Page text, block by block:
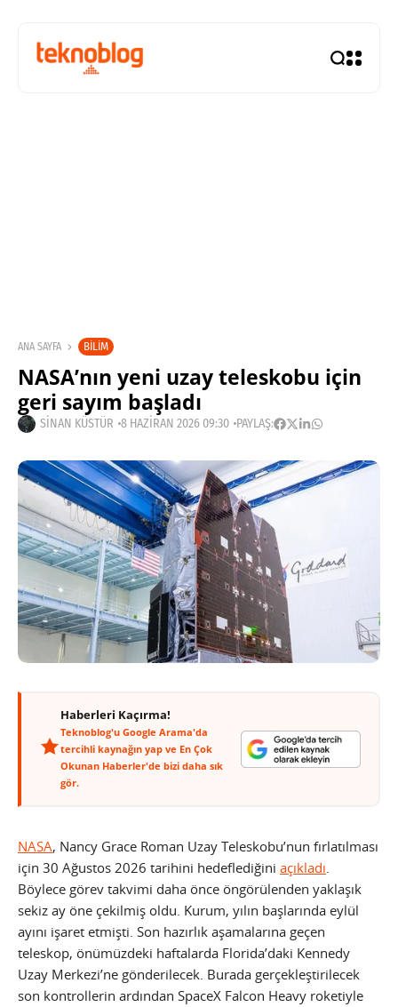
ANA SAYFA BILIM
NASA’nın yeni uzay teleskobu için
geri sayım başladı
SINAN KÜSTÜR 8 HAZIRAN 2026 09:30 PAYLAŞ:
Haberleri Kaçırma!
Teknoblog'u Google Arama'da
tercihli kaynağın yap ve En Çok
Okunan Haberler'de bizi daha sık
gör.
NASA, Nancy Grace Roman Uzay Teleskobu’nun fırlatılması
için 30 Ağustos 2026 tarihini hedeflediğini açıkladı.
Böylece görev takvimi daha önce öngörülenden yaklaşık
sekiz ay öne çekilmiş oldu. Kurum, yılın başlarında eylül
ayını işaret etmişti. Son hazırlık aşamalarına geçen
teleskop, önümüzdeki haftalarda Florida’daki Kennedy
Uzay Merkezi’ne gönderilecek. Burada gerçekleştirilecek
son kontrollerin ardından SpaceX Falcon Heavy roketiyle